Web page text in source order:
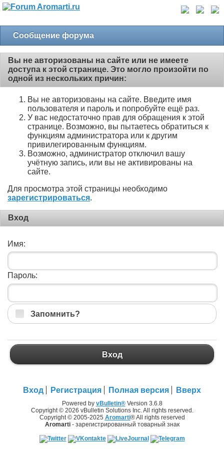
Сообщение форума
Вы не авторизованы на сайте или не имеете
доступа к этой странице. Это могло произойти по
одной из нескольких причин:
Вы не авторизованы на сайте. Введите имя
пользователя и пароль и попробуйте ещё раз.
У вас недостаточно прав для обращения к этой
странице. Возможно, вы пытаетесь обратиться к
функциям администратора или к другим
привилегированным функциям.
Возможно, администратор отключил вашу
учётную запись, или вы не активированы на
сайте.
Для просмотра этой страницы необходимо
зарегистрироваться.
Вход
Имя:
Пароль:
Запомнить?
Вход
Вход Регистрация Полная версия Вверх
Powered by vBulletin®Version 3.6.8
Copyright © 2026 vBulletin Solutions Inc. All rights reserved.
Copyright © 2005-2025 Aromarti® All rights reserved
Aromarti- зарегистрированный товарный знак